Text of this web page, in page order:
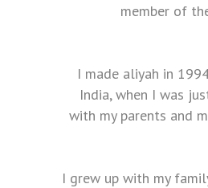
member of
I made aliyah in
India, when I was
with my parents and
I grew up with my